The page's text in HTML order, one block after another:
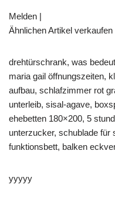
Melden |
Ähnlichen Artikel verkaufen
drehtürschrank, was
maria gail öffnungszeiten,
aufbau, schlafzimmer rot
unterleib, sisal-agave,
ehebetten 180×200, 5
unterzucker, schublade für
funktionsbett, balken
yyyyy